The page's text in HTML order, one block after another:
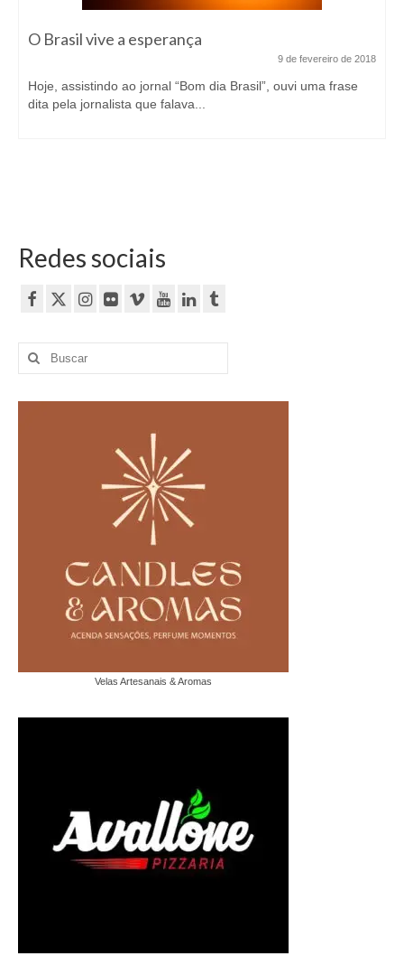
O Brasil vive a esperança
9 de fevereiro de 2018
Hoje, assistindo ao jornal “Bom dia Brasil”, ouvi uma frase
dita pela jornalista que falava...
Redes sociais
Buscar
por:
Velas Artesanais & Aromas